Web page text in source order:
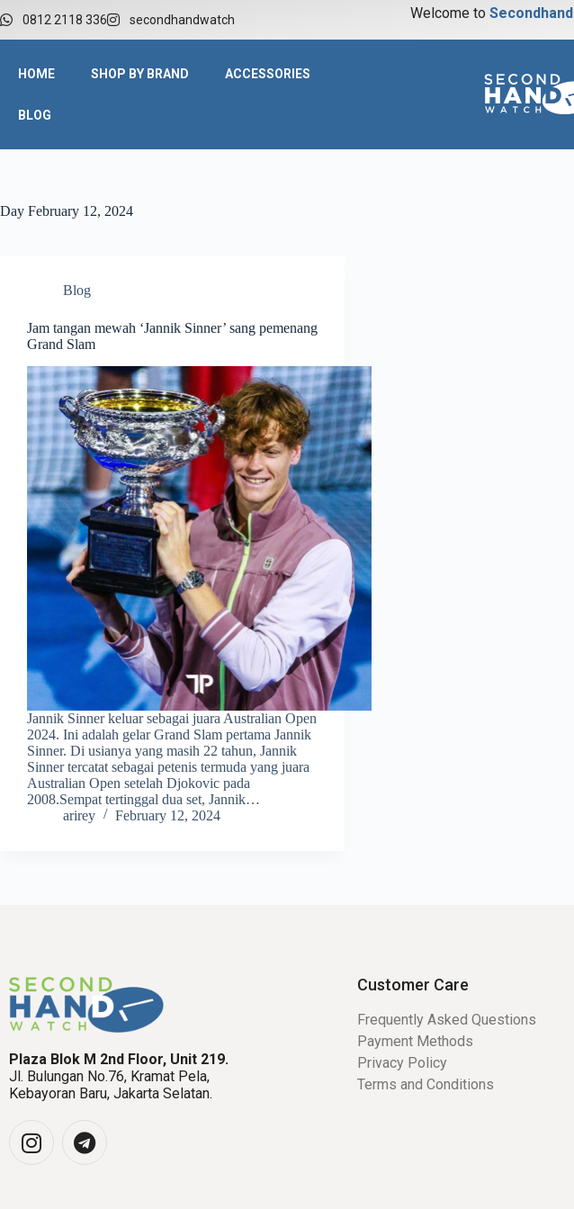
0812 2118 336 secondhandwatch Welcome to S econdhandw
HOME SHOP BY BRAND ACCESSORIES
BLOG
Day February 12, 2024
Blog
Jam tangan mewah ‘Jannik Sinner’ sang pemenang
Grand Slam
Jannik Sinner keluar sebagai juara Australian Open
2024. Ini adalah gelar Grand Slam pertama Jannik
Sinner. Di usianya yang masih 22 tahun, Jannik
Sinner tercatat sebagai petenis termuda yang juara
Australian Open setelah Djokovic pada
2008.Sempat tertinggal dua set, Jannik…
arirey
February 12, 2024
Plaza Blok M 2nd Floor, Unit 219.
Jl. Bulungan No.76, Kramat Pela,
Kebayoran Baru, Jakarta Selatan.
Customer Care
Frequently Asked Questions
Payment Methods
Privacy Policy
Terms and Conditions